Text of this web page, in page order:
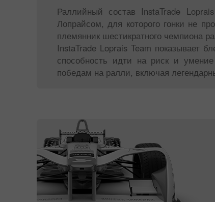
Раллийный состав InstaTrade
Лопрайсом, для которого гонки не
племянник шестикратного чемпиона
InstaTrade Loprais Team показывает
способность идти на риск и
победам на ралли, включая